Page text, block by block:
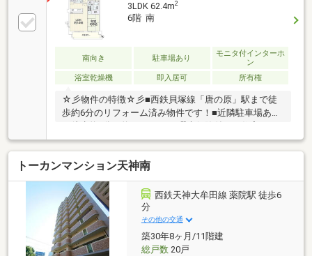
3LDK 62.4m2
6階 南
南向き 駐車場あり
モニタ付インターホ
ン
浴室乾燥機
即入居可 所有権
☆彡物件の特徴☆彡■西鉄貝塚線「唐の原」駅まで徒
歩約6分のリフォーム済み物件です！■近隣駐車場あり
しん保証による建物状況調査済み）＼住宅ローンも家
電もヤマダデンキにお任せください／最新設備が揃っ
た新築戸建を、本日すぐにご案内可能です！当店な
ら、住宅ローンのご相談はもちろん、新生活に必要な
家電・家具のトータルコーディネートまでワンストッ
プでサポート。ヤマダグループならではの特別金利や
ポイント還元で、賢くおトクに新生活を始めません
か？
トーカンマンション天神南
西鉄天神大牟田線 薬院駅 徒歩6
分
その他の交通
築30年8ヶ月/11階建
総戸数20戸